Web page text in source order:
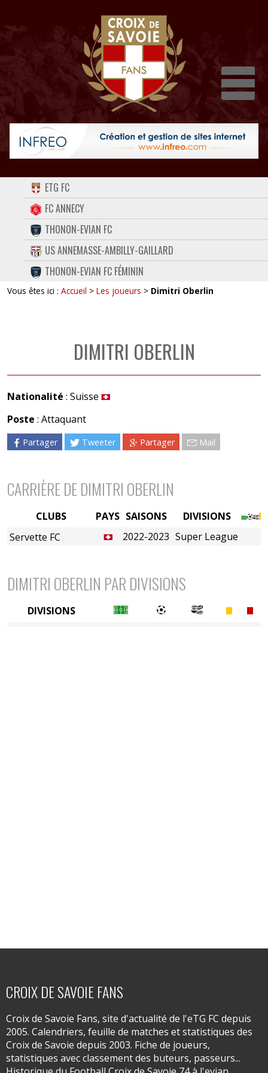
ACCUEIL
FORUM
CONTACT
FACEBOOK
TWITTER
ETG FC
FC ANNECY
THONON-EVIAN FC
US ANNEMASSE-AMBILLY-GAILLARD
THONON-EVIAN FC FÉMININ
Vous êtes ici : Accueil > Les joueurs > Dimitri Oberlin
DIMITRI OBERLIN
Nationalité : Suisse
Poste : Attaquant
Partager Tweeter Partager Mail
CARRIÈRE DE DIMITRI OBERLIN
PAYS SAISONS
DIVISIONS
2022-2023 Super League
CLUBS
Servette FC
DIMITRI OBERLIN PAR DIVISIONS
DIVISIONS
CROIX DE SAVOIE FANS
Croix de Savoie Fans, site d'actualité de l'eTG FC depuis
2005. Calendriers, feuille de matches et statistiques des
Croix de Savoie depuis 2003. Fiche de joueurs,
statistiques avec classement des buteurs, passeurs...